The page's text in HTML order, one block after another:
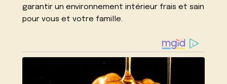
garantir un environnement intérieur frais et sain
pour vous et votre famille.